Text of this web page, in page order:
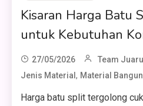
Kisaran Harga Batu
untuk Kebutuhan
27/05/2026 Team Juaru
Jenis Material, Material
Harga batu split tergolong